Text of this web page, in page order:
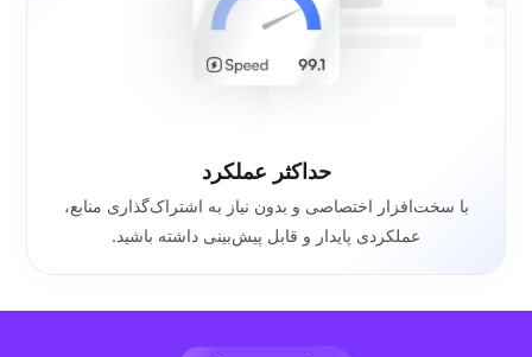
حداکثر عملکرد
با سخت‌افزار اختصاصی و بدون نیاز به اشتراک‌گذاری منابع،
عملکردی پایدار و قابل پیش‌بینی داشته باشید.